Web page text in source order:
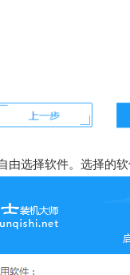
由选择软件。选择的